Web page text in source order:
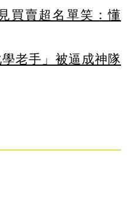
買賣超名單笑：懂
老手」被逼成神隊